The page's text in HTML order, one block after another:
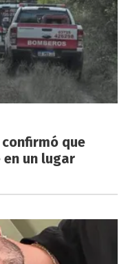
que
un lugar